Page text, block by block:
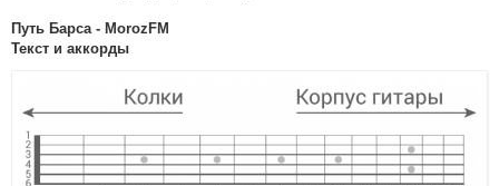
Путь Барса - MorozFM
Текст и аккорды